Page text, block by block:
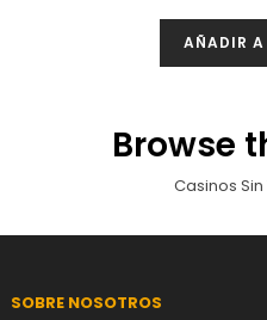
AÑADIR
Browse
Casinos
SOBRE NOSOTROS